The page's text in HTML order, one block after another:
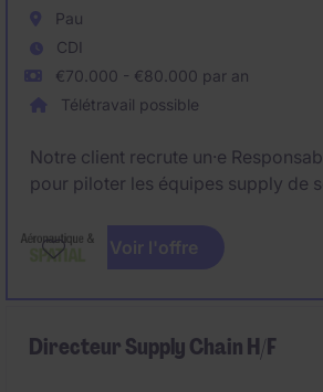
Pau
CDI
€70.000 - €80.000 par an
Télétravail possible
Notre client recrute un·e
pour piloter les équipes supply de
de performance. Le/la Responsable
structure le PIC/PDP, fiabilise les
Voir l'offre
Directeur Supply Chain H/F